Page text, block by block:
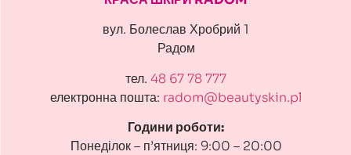
вул. Болеслав Хробрий 1
Радом
тел. 48 67 78 777
електронна пошта: radom@beautyskin.pl
Години роботи:
Понеділок – п’ятниця: 9:00 – 20:00